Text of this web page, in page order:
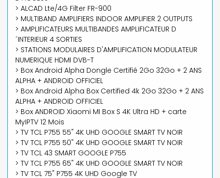
> ALCAD Lte/4G Filter FR-900
> MULTIBAND AMPLIFIERS INDOOR AMPLIFIER 2 OUTPUTS
> AMPLIFICATEURS MULTIBANDES AMPLIFICATEUR D
´INTERIEUR 4 SORTIES
> STATIONS MODULAIRES D'AMPLIFICATION MODULATEUR
NUMERIQUE HDMI DVB-T
> Box Android Alpha Dongle Certifié 2Go 32Go + 2 ANS
ALPHA + ANDROID OFFICIEL
> Box Android Alpha Box Certified 4k 2Go 32Go + 2 ANS
ALPHA + ANDROID OFFICIEL
> Box ANDROID Xiaomi MI Box S 4K Ultra HD + carte
MyIPTV 12 Mois
> TV TCL P755 55" 4K UHD GOOGLE SMART TV NOIR
> TV TCL P755 50" 4K UHD GOOGLE SMART TV NOIR
> TV TCL 43 SMART GOOGLE P755
> TV TCL P755 65" 4K UHD GOOGLE SMART TV NOIR
> TV TCL 75" P755 4K UHD Google TV